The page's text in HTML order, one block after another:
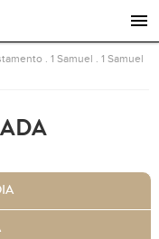
.1 Samuel .1 Samuel